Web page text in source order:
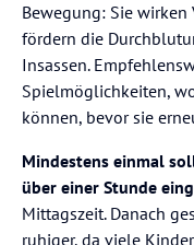
Bewegung: Sie
fördern die
Insassen.
Spielmöglichkeiten,
können, bevor sie
Mindestens einmal
über einer Stunde
Mittagszeit. Danach
ruhiger, da viele